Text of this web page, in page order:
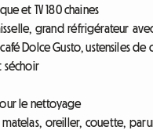
et TV 180 chaines
grand réfrigérateur
Dolce Gusto, ustensiles de
séchoir
le nettoyage
matelas, oreiller, couette,